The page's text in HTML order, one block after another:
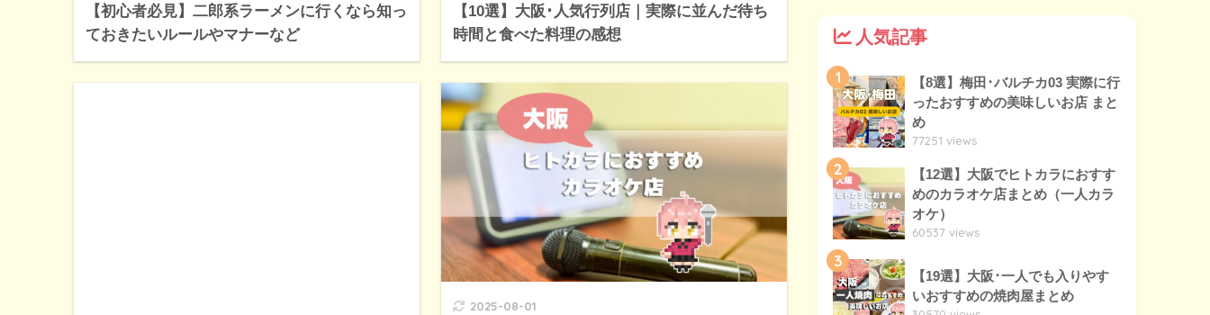
【初心者必見】二郎系ラーメンに行くなら知っ
ておきたいルールやマナーなど
【10選】大阪･人気行列店｜実際に並んだ待ち
時間と食べた料理の感想
2025-08-01
人気記事
1
【8選】梅田･バルチカ03 実際に行
ったおすすめの美味しいお店 まと
め
77251 views
2
【12選】大阪でヒトカラにおすす
めのカラオケ店まとめ（一人カラ
オケ）
60537 views
3
【19選】大阪･一人でも入りやす
いおすすめの焼肉屋まとめ